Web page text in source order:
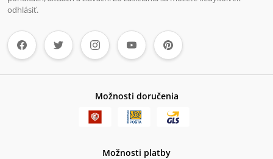
odhlásiť.
Možnosti doručenia
Možnosti platby